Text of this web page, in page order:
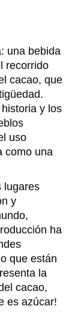
una bebida
l recorrido
cacao,que
y los
uso
como una
lugares
y
ha
que están
la
cacao,
es azúcar!